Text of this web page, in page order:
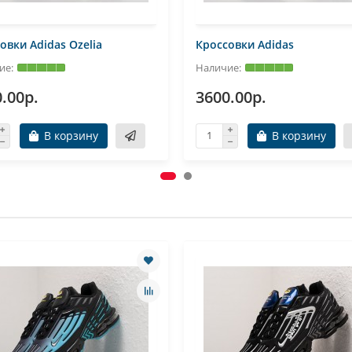
Adidas Ozelia
В корзину
Кроссовки Adidas
3600.00р.
В корзину